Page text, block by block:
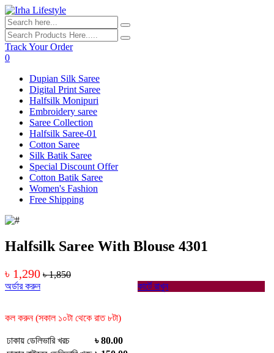
Track Your Order
0
Dupian Silk Saree
Digital Print Saree
Halfsilk Monipuri
Embroidery saree
Saree Collection
Halfsilk Saree-01
Cotton Saree
Silk Batik Saree
Special Discount Offer
Cotton Batik Saree
Women's Fashion
Free Shipping
Halfsilk Saree With Blouse 4301
৳ 1,290 ৳ 1,850
অর্ডার করুন
কার্টে রাখুন
কল করুন (সকাল ১০টা থেকে রাত ৮টা)
ঢাকায় ডেলিভারি খরচ
৳ 80.00